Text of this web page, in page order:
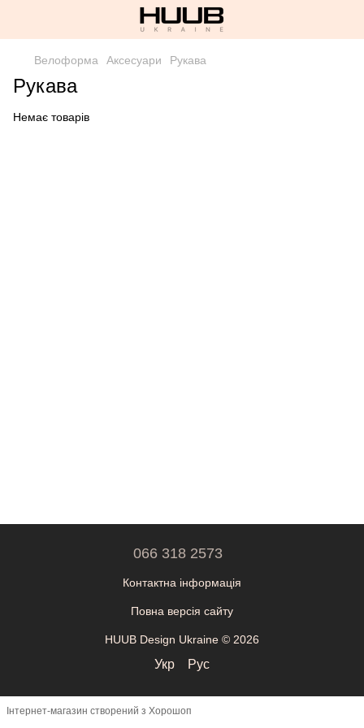
Велоформа Аксесуари Рукава
Рукава
Немає товарів
066 318 2573
Контактна інформація
Повна версія сайту
HUUB Design Ukraine © 2026
Укр Рус
Інтернет-магазин створений з Хорошоп